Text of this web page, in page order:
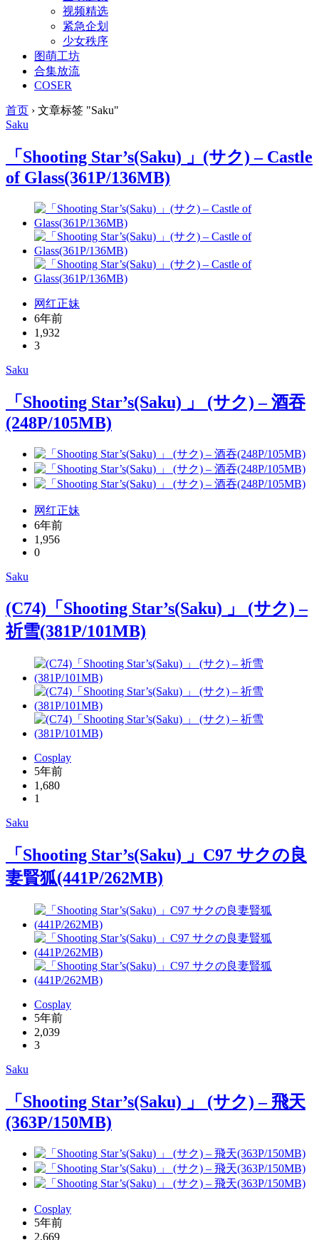
视频精选
紧急企划
少女秩序
图萌工坊
合集放流
COSER
首页 › 文章标签 "Saku"
Saku
「Shooting Star’s(Saku) 」(サク) – Castle
of Glass(361P/136MB)
网红正妹
6年前
1,932
3
Saku
「Shooting Star’s(Saku) 」 (サク) – 酒吞
(248P/105MB)
网红正妹
6年前
1,956
0
Saku
(C74)「Shooting Star’s(Saku) 」 (サク) –
祈雪(381P/101MB)
Cosplay
5年前
1,680
1
Saku
「Shooting Star’s(Saku) 」C97 サクの良
妻賢狐(441P/262MB)
Cosplay
5年前
2,039
3
Saku
「Shooting Star’s(Saku) 」 (サク) – 飛天
(363P/150MB)
Cosplay
5年前
2,669